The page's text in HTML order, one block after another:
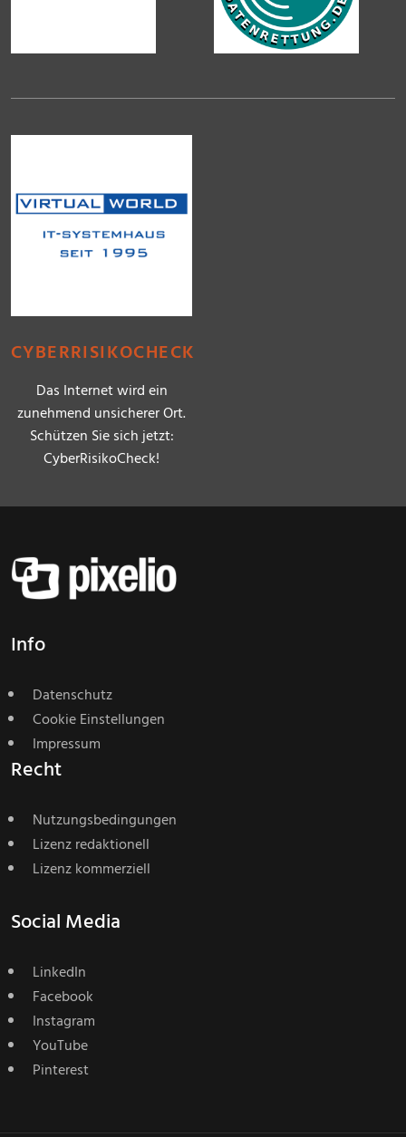
CYBERRISIKOCHECK
Das Internet wird ein
zunehmend unsicherer Ort.
Schützen Sie sich jetzt:
CyberRisikoCheck!
Info
Datenschutz
Cookie Einstellungen
Impressum
Recht
Nutzungsbedingungen
Lizenz redaktionell
Lizenz kommerziell
Social Media
LinkedIn
Facebook
Instagram
YouTube
Pinterest